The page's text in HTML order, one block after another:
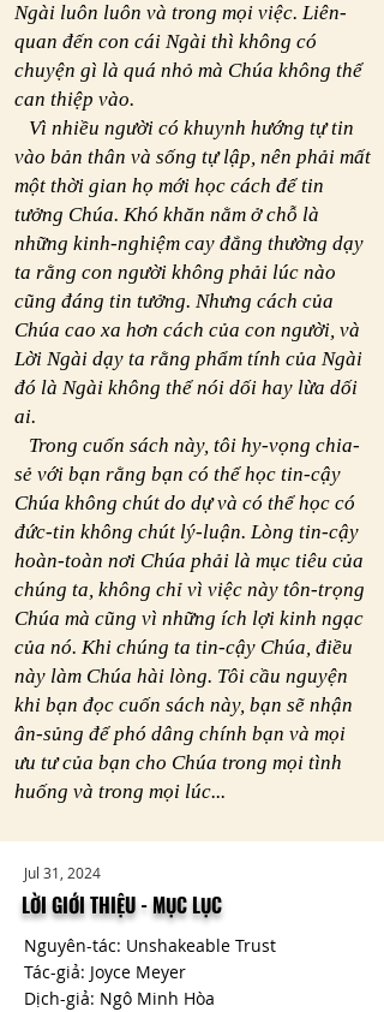
Ngài luôn luôn và trong mọi việc. Liên-
quan đến con cái Ngài thì không có
chuyện gì là quá nhỏ mà Chúa không thể
can thiệp vào.
Vì nhiều người có khuynh hướng tự tin
vào bản thân và sống tự lập, nên phải mất
một thời gian họ mới học cách để tin
tưởng Chúa. Khó khăn nằm ở chỗ là
những kinh-nghiệm cay đắng thường dạy
ta rằng con người không phải lúc nào
cũng đáng tin tưởng. Nhưng cách của
Chúa cao xa hơn cách của con người, và
Lời Ngài dạy ta rằng phẩm tính của Ngài
đó là Ngài không thể nói dối hay lừa dối
ai.
Trong cuốn sách này, tôi hy-vọng chia-
sẻ với bạn rằng bạn có thể học tin-cậy
Chúa không chút do dự và có thể học có
đức-tin không chút lý-luận. Lòng tin-cậy
hoàn-toàn nơi Chúa phải là mục tiêu của
chúng ta, không chỉ vì việc này tôn-trọng
Chúa mà cũng vì những ích lợi kinh ngạc
của nó. Khi chúng ta tin-cậy Chúa, điều
này làm Chúa hài lòng. Tôi cầu nguyện
khi bạn đọc cuốn sách này, bạn sẽ nhận
ân-sủng để phó dâng chính bạn và mọi
ưu tư của bạn cho Chúa trong mọi tình
huống và trong mọi lúc...
Jul 31, 2024
LỜI GIỚI THIỆU - MỤC LỤC
Nguyên-tác: Unshakeable Trust
Tác-giả: Joyce Meyer
Dịch-giả: Ngô Minh Hòa